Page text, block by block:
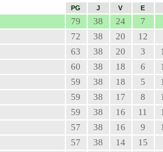
PG J V E
79 38 24
7
72 38 20
12
63 38 20 3
60 38 18 6
59 38 18 5
59 38 17 8
59 38 16 11
57 38 16 9
57 38 14
15